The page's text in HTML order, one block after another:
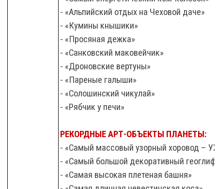
- «Альпийский отдых на Чеховой даче»
- «Кумины кнышики»
- «Просяная дежка»
- «Санковский маковейчик»
- «Дроновские вертуны»
- «Пареные галыши»
- «Солошинский чикулай»
- «Рябчик у печи»
РЕКОРДНЫЕ АРТ-ОБЪЕКТЫ ПЛАНЕТЫ:
- «Самый массовый узорный хоровод –
- «Самый большой декоративный
- «Самая высокая плетеная башня»